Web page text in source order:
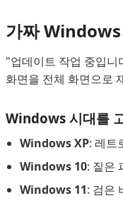
가짜 Windows
"업데이트 작업 중입
화면을 전체 화면으로
Windows 시대를
Windows XP: 레트
Windows 10: 짙은
Windows 11: 검은